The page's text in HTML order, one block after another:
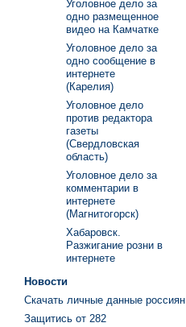
Уголовное дело за
одно размещенное
видео на Камчатке
Уголовное дело за
одно сообщение в
интернете
(Карелия)
Уголовное дело
против редактора
газеты
(Свердловская
область)
Уголовное дело за
комментарии в
интернете
(Магнитогорск)
Хабаровск.
Разжигание розни в
интернете
Новости
Скачать личные данные россиян
Защитись от 282